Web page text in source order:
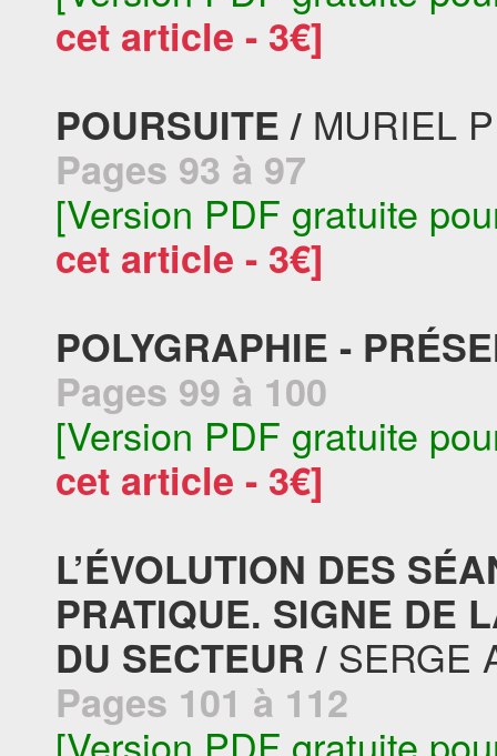
cet article - 3€]
POURSUITE / MURIEL
Pages 93 à 97
[Version PDF gratuite
cet article - 3€]
POLYGRAPHIE -
Pages 99 à 100
[Version PDF gratuite
cet article - 3€]
L’ÉVOLUTION DES
PRATIQUE. SIGNE DE
DU SECTEUR / SERGE
Pages 101 à 112